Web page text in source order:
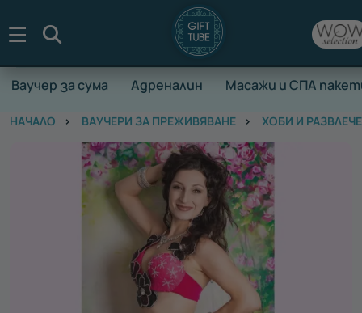
Ваучер за сума Адреналин Масажи и СПА
НАЧАЛО ВАУЧЕРИ ЗА ПРЕЖИВЯВАНЕ ХОБИ И